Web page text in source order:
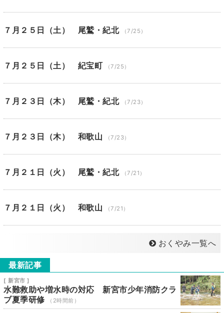
７月２５日（土） 尾鷲・紀北 （7/25）
７月２５日（土） 紀宝町 （7/25）
７月２３日（木） 尾鷲・紀北 （7/23）
７月２３日（木） 和歌山 （7/23）
７月２１日（火） 尾鷲・紀北 （7/21）
７月２１日（火） 和歌山 （7/21）
おくやみ一覧へ
最新記事
[ 新宮市 ]
水難救助や増水時の対応 新宮市少年消防クラ
ブ夏季研修
（2時間前）